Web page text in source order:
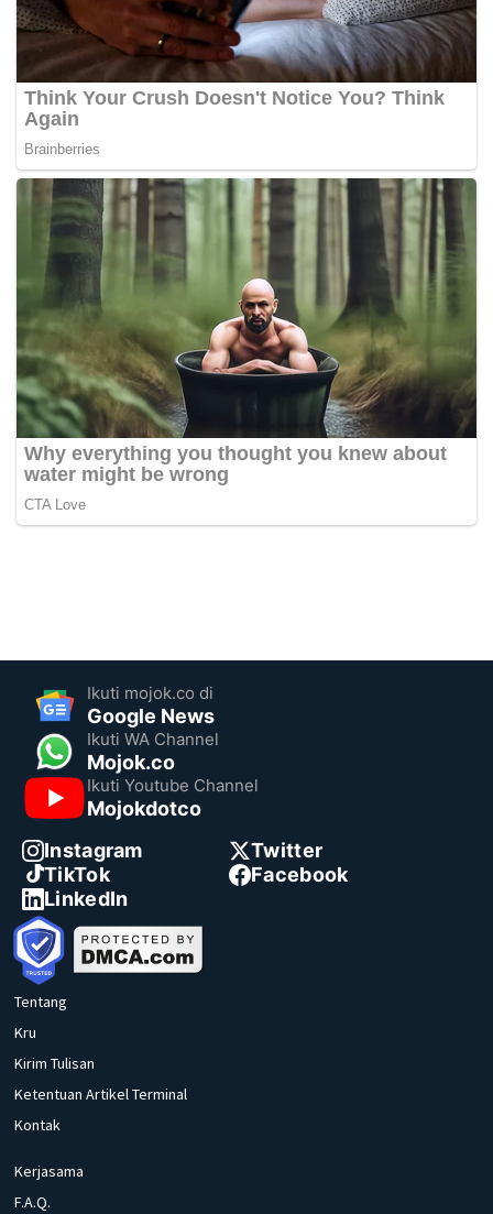
Ikuti mojok.co di
Google News
Ikuti WA Channel
Mojok.co
Ikuti Youtube Channel
Mojokdotco
Instagram
Twitter
TikTok
Facebook
LinkedIn
Tentang
Kru
Kirim Tulisan
Ketentuan Artikel Terminal
Kontak
Kerjasama
F.A.Q.